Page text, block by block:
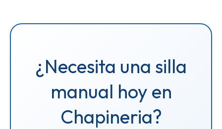
¿Necesita una silla
manual hoy en
Chapineria?